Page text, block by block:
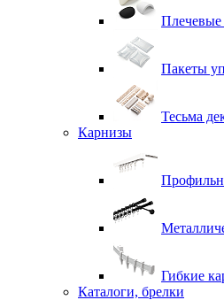
Плечевые
Пакеты
Тесьма
Карнизы
Гибкие
Каталоги, брелки